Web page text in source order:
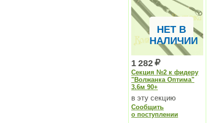
НЕТ В
НАЛИЧИИ
1 282
Секция №2 к фидеру
"Волжанка Оптима"
3.6м 90+
в эту секцию
вставляются
вершинки
Сообщить
о поступлении